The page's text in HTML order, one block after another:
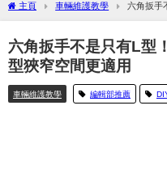
主頁 車輛維護教學
六角扳手
空間更適用
六角扳手不是只有L型
型狹窄空間更適用
車輛維護教學 編輯部推薦